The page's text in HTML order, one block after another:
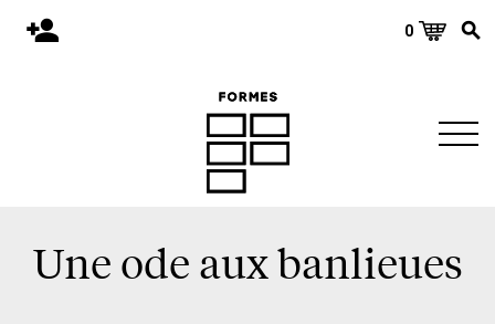
0
Matériaux
Une ode aux banlieues